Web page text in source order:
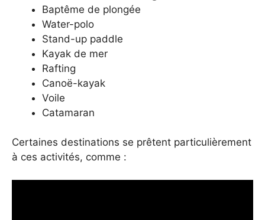
Baptême de plongée
Water-polo
Stand-up paddle
Kayak de mer
Rafting
Canoë-kayak
Voile
Catamaran
Certaines destinations se prêtent particulièrement
à ces activités, comme :